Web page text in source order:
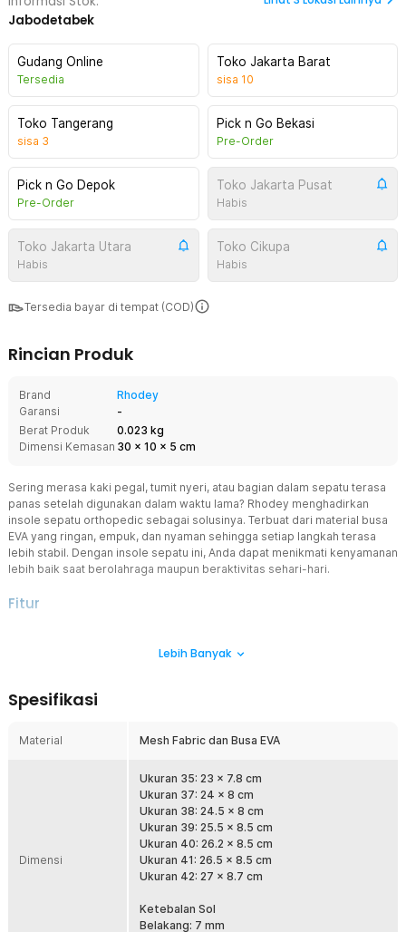
Jabodetabek
Gudang Online
Tersedia
Toko Jakarta Barat
sisa 10
Toko Tangerang
sisa 3
Pick n Go Bekasi
Pre-Order
Pick n Go Depok
Pre-Order
Toko Jakarta Pusat
Habis
Toko Jakarta Utara
Habis
Toko Cikupa
Habis
Tersedia bayar di tempat (COD)
Rincian Produk
Brand
Rhodey
Garansi
-
Berat Produk
0.023 kg
Dimensi Kemasan 30 x 10 x 5 cm
Sering merasa kaki pegal, tumit nyeri, atau bagian dalam sepatu terasa
panas setelah digunakan dalam waktu lama? Rhodey menghadirkan
insole sepatu orthopedic sebagai solusinya. Terbuat dari material busa
EVA yang ringan, empuk, dan nyaman sehingga setiap langkah terasa
lebih stabil. Dengan insole sepatu ini, Anda dapat menikmati kenyamanan
lebih baik saat berolahraga maupun beraktivitas sehari-hari.
Fitur
Insole ini menggunakan busa EVA berkualitas yang mampu
berdiri dalam waktu lama sehingga kaki terasa lebih nyaman. Selain
tetap nyaman digunakan untuk pemakaian harian. Insole sepatu
Sirkulasi udara yang baik pada insole ini membantu mengurangi
kelembapan di dalam sepatu sehingga kaki terasa lebih nyaman.
Kondisi bagian dalam sepatu yang tidak terlalu lembap juga
membantu mengurangi munculnya bau tidak sedap akibat
penggunaan sehari-hari. Dipadukan dengan material mesh yang
breathable, insole sepatu ini memberikan pengalaman penggunaan
Cocok untuk Beragam Sepatu
Lebih Banyak
Spesifikasi
Material Mesh Fabric dan Busa EVA
Dimensi
Ukuran 35: 23 x 7.8 cm
Ukuran 37: 24 x 8 cm
Ukuran 38: 24.5 x 8 cm
Ukuran 39: 25.5 x 8.5 cm
Ukuran 40: 26.2 x 8.5 cm
Ukuran 41: 26.5 x 8.5 cm
Ukuran 42: 27 x 8.7 cm
Ketebalan Sol
Belakang: 7 mm